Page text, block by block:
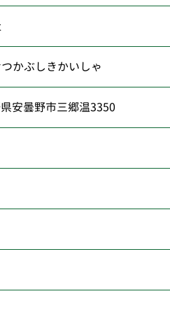
かぶしきかいしゃ
安曇野市三郷温3350